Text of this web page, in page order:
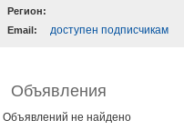
Регион:
Email:
доступен подписчикам
Объявления
Объявлений не найдено